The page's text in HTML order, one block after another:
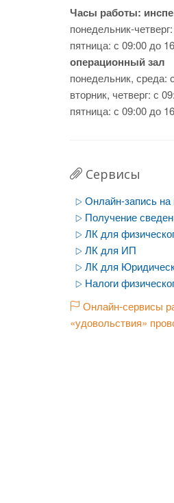
Часы работы:
понедельник-
пятница: с 09:00 до
операционный зал
понедельник, среда:
вторник, четверг: с
пятница: с 09:00 до
Сервисы
Онлайн-запись на
Получение
ЛК для
ЛК для ИП
ЛК для
Налоги
Онлайн-сервисы
«удовольствия»